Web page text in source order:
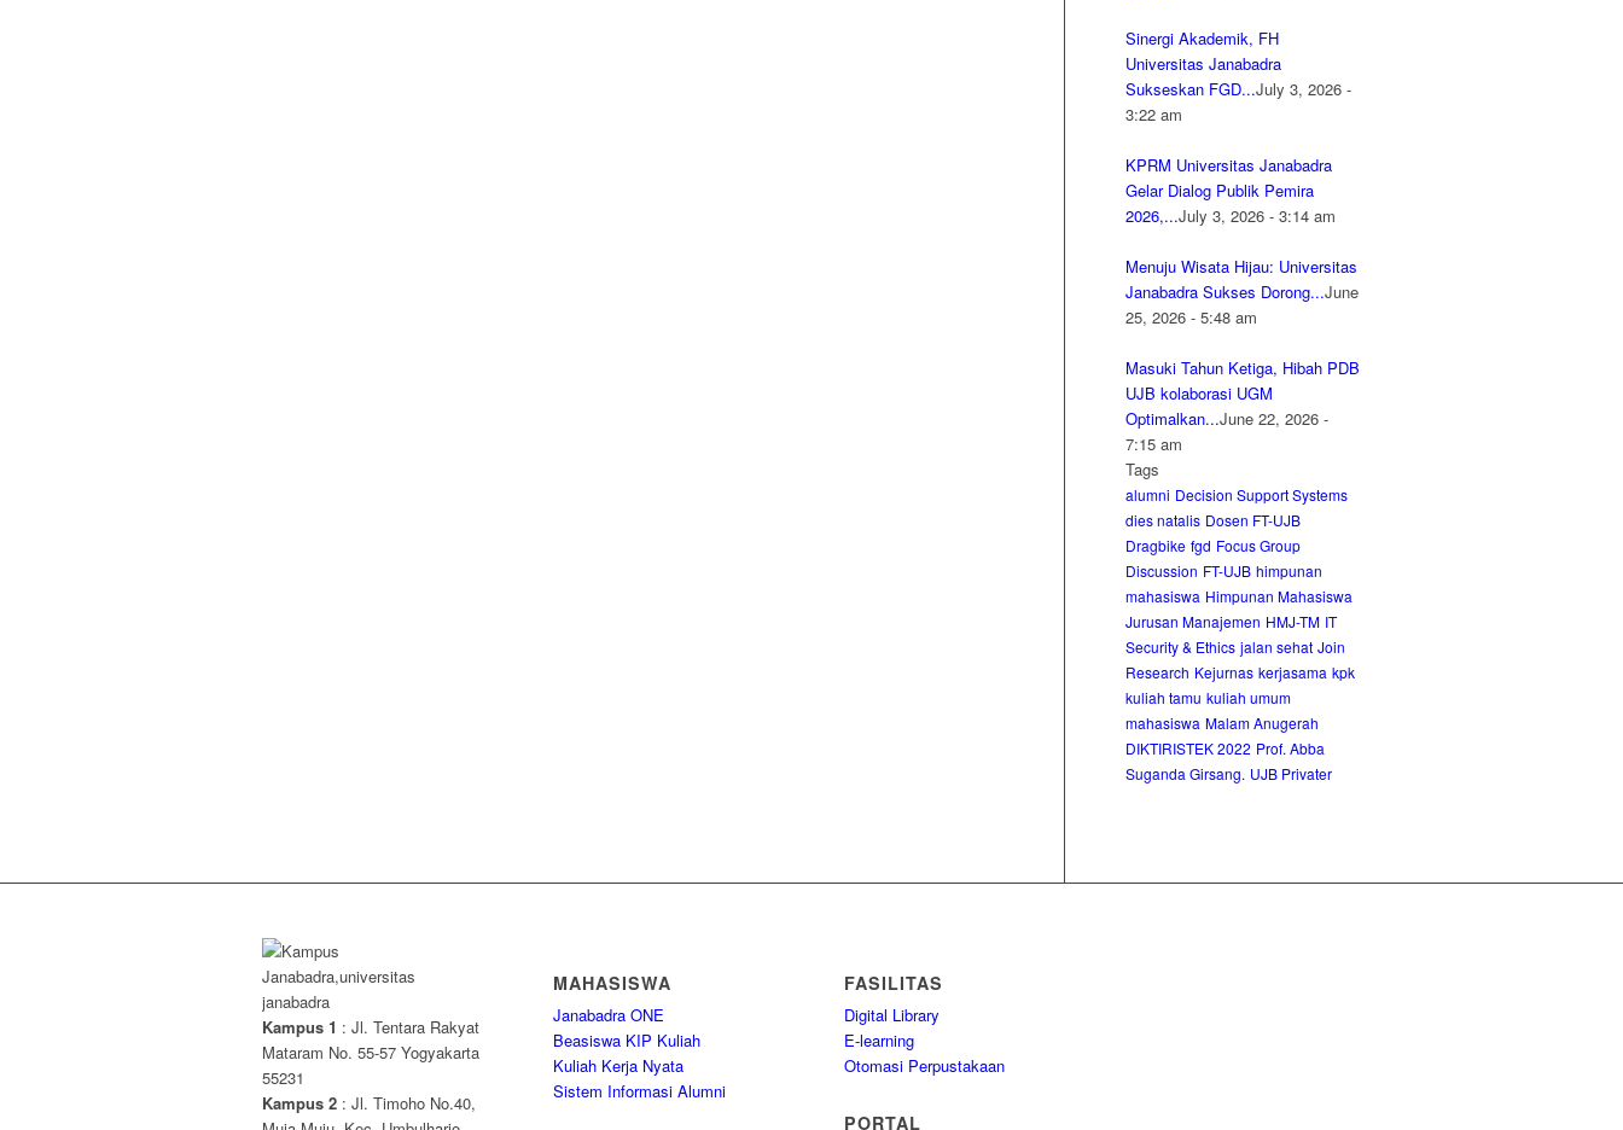
Sinergi Akademik, FH
Universitas Janabadra
Sukseskan FGD...July 3, 2026 -
3:22 am
KPRM Universitas Janabadra
Gelar Dialog Publik Pemira
2026,...July 3, 2026 - 3:14 am
Menuju Wisata Hijau: Universitas
Janabadra Sukses Dorong...June
25, 2026 - 5:48 am
Masuki Tahun Ketiga, Hibah PDB
UJB kolaborasi UGM
Optimalkan...June 22, 2026 -
7:15 am
Tags
alumni Decision Support Systems
dies natalis Dosen FT-UJB
Dragbike fgd Focus Group
Discussion FT-UJB himpunan
mahasiswa Himpunan Mahasiswa
Jurusan Manajemen HMJ-TM IT
Security & Ethics jalan sehat Join
Research Kejurnas kerjasama kpk
kuliah tamu kuliah umum
mahasiswa Malam Anugerah
DIKTIRISTEK 2022 Prof. Abba
Suganda Girsang. UJB Privater
Kampus 1 : Jl. Tentara Rakyat
Mataram No. 55-57 Yogyakarta
55231
Kampus 2 : Jl. Timoho No.40,
MAHASISWA
Janabadra ONE
Beasiswa KIP Kuliah
Kuliah Kerja Nyata
Sistem Informasi Alumni
FASILITAS
Digital Library
E-learning
Otomasi Perpustakaan
PORTAL